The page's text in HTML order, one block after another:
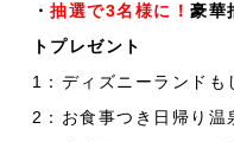
・抽選で3名様に！豪華
トプレゼント
1：ディズニーランドも
2：お食事つき日帰り温